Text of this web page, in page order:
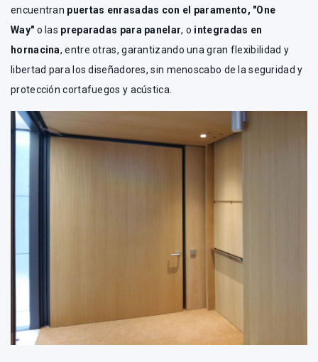
encuentran puertas enrasadas con el paramento, "One
Way" o las preparadas para panelar, o integradas en
hornacina, entre otras, garantizando una gran flexibilidad y
libertad para los diseñadores, sin menoscabo de la seguridad y
protección cortafuegos y acústica.